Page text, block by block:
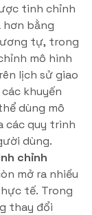
tinh chỉnh
hơn bằng
tự, trong
mô hình
lịch sử giao
khuyến
dùng mô
các quy trình
dùng.
chỉnh
mở ra nhiều
tế. Trong
thay đổi